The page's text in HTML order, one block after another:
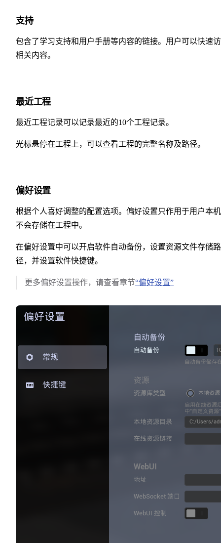
支持
包含了学习支持和用户手册等内容的链接。用户可以快速
相关内容。
最近工程
最近工程记录可以记录最近的10个工程记录。
光标悬停在工程上，可以查看工程的完整名称及路径。
偏好设置
根据个人喜好调整的配置选项。偏好设置只作用于用户本
不会存储在工程中。
在偏好设置中可以开启软件自动备份，设置资源文件存储路
径，并设置软件快捷键。
更多偏好设置操作，请查看章节“偏好设置”